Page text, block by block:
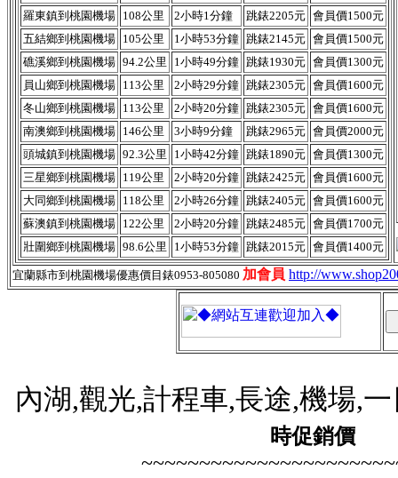
羅東鎮到桃園機場 108公里 2小時1分鐘 跳錶2205元 會員價1500元
五結鄉到桃園機場 105公里 1小時53分鐘 跳錶2145元 會員價1500元
礁溪鄉‎到桃園機場 94.2公里 1小時49分鐘 跳錶1930元 會員價1300元
員山鄉到桃園機場 113公里 2小時29分鐘 跳錶2305元 會員價1600元
冬山鄉到桃園機場 113公里 2小時20分鐘 跳錶2305元 會員價1600元
南澳鄉到桃園機場 146公里 3小時9分鐘 跳錶2965元 會員價2000元
頭城鎮到桃園機場 92.3公里 1小時42分鐘 跳錶1890元 會員價1300元
三星鄉到桃園機場 119公里 2小時20分鐘 跳錶2425元 會員價1600元
大同鄉‎到桃園機場 118公里 2小時26分鐘 跳錶2405元 會員價1600元
蘇澳鎮到桃園機場 122公里 2小時20分鐘 跳錶2485元 會員價1700元
壯圍鄉到桃園機場 98.6公里 1小時53分鐘 跳錶2015元 會員價1400元
宜蘭縣市到桃園機場優惠價目錶0953-805080 加會員 http://
內湖,觀光,計程車,長途,機場,
時促銷價